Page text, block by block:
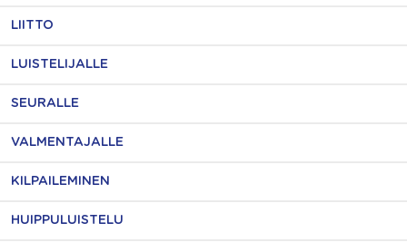
LIITTO
LUISTELIJALLE
SEURALLE
VALMENTAJALLE
KILPAILEMINEN
HUIPPULUISTELU